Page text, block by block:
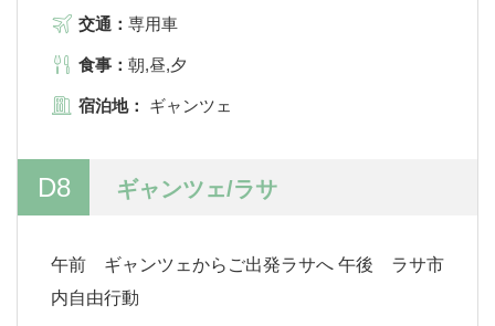
交通： 専用車
食事： 朝,昼,夕
宿泊地： ギャンツェ
D8 ギャンツェ/ラサ
午前 ギャンツェからご出発ラサへ 午後 ラサ市
内自由行動